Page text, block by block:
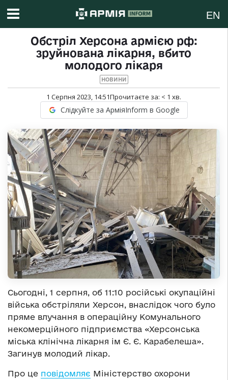
EN
Обстріл Херсона армією рф:
зруйнована лікарня, вбито
молодого лікаря
НОВИНИ
1 Серпня 2023, 14:51Прочитаєте за: < 1 хв.
Слідкуйте за АрміяInform в Google
Сьогодні, 1 серпня, об 11:10 російські окупаційні
війська обстріляли Херсон, внаслідок чого було
пряме влучання в операційну Комунального
некомерційного підприємства «Херсонська
міська клінічна лікарня ім Є. Є. Карабелеша».
Загинув молодий лікар.
Про це повідомляє Міністерство охорони